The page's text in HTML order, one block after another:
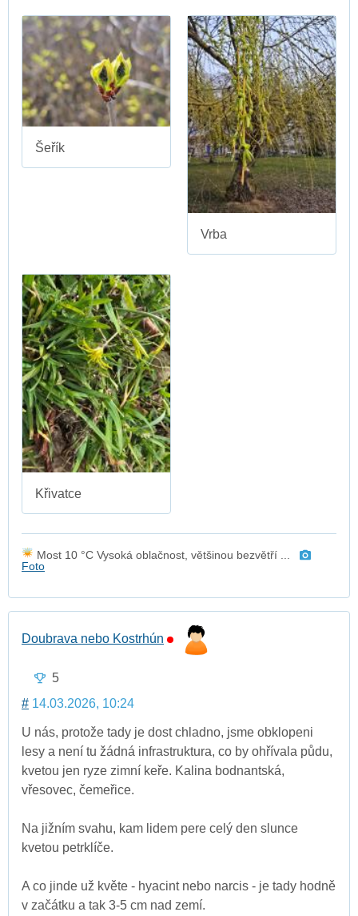
Šeřík
Vrba
Křivatce
Most 10 °C Vysoká oblačnost, většinou bezvětří ...
Foto
Doubrava nebo Kostrhún
5
# 14.03.2026, 10:24
U nás, protože tady je dost chladno, jsme obklopeni
lesy a není tu žádná infrastruktura, co by ohřívala půdu,
kvetou jen ryze zimní keře. Kalina bodnantská,
vřesovec, čemeřice.
Na jižním svahu, kam lidem pere celý den slunce
kvetou petrklíče.
A co jinde už květe - hyacint nebo narcis - je tady hodně
v začátku a tak 3-5 cm nad zemí.